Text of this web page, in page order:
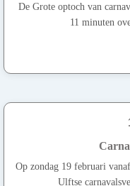
De Grote optoch van
11 minuten
Op zondag 19 februari
Ulftse